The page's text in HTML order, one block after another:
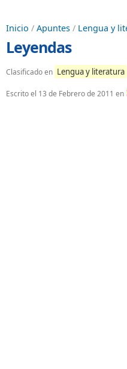
Inicio / Apuntes / Lengua y
Leyendas
Clasificado en Lengua y literatura
Escrito el 13 de Febrero de 2011 en